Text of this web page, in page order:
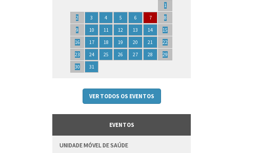
1
2
3 4 5 6 7
8
9
10 11 12 13 14
15
16
17 18 19 20 21
22
23
24 25 26 27 28
29
30
31
VER TODOS OS EVENTOS
EVENTOS
UNIDADE MÓVEL DE SAÚDE